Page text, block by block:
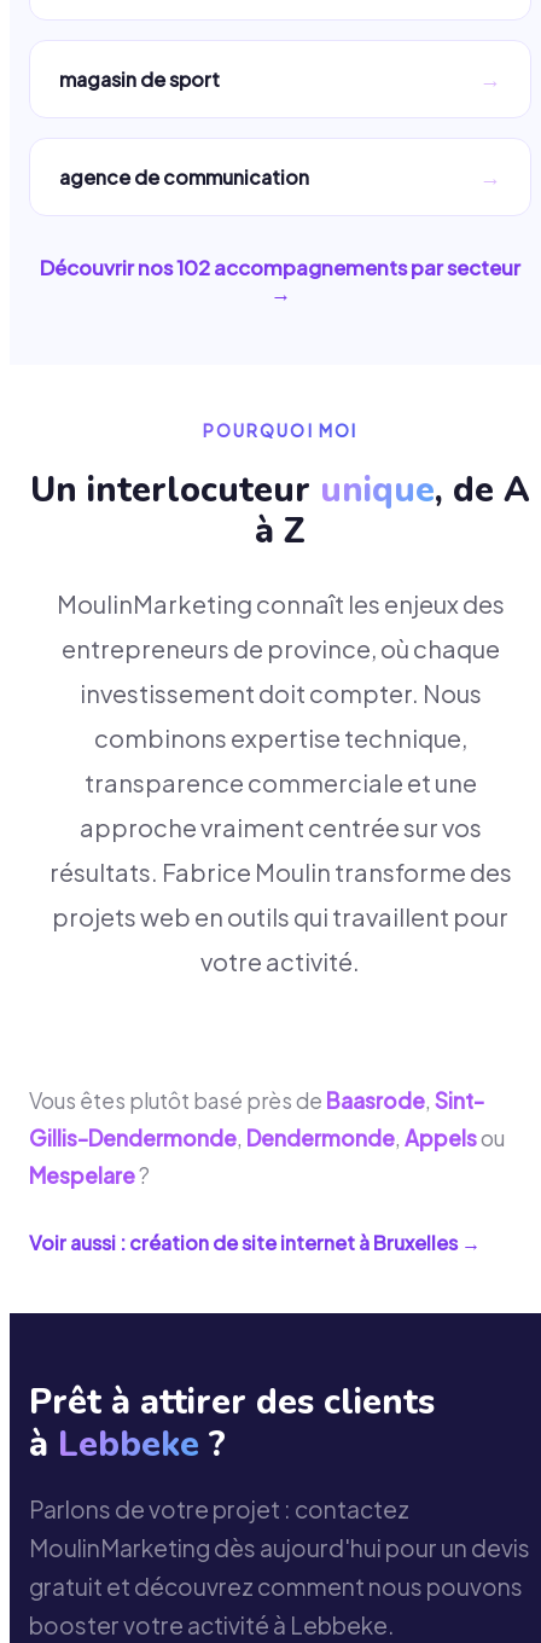
magasin de sport →
agence de communication →
Découvrir nos102accompagnements par secteur
→
POURQUOI MOI
Un interlocuteur unique, de A
à Z
MoulinMarketing connaît les enjeux des
entrepreneurs de province, où chaque
investissement doit compter. Nous
combinons expertise technique,
transparence commerciale et une
approche vraiment centrée sur vos
résultats. Fabrice Moulin transforme des
projets web en outils qui travaillent pour
votre activité.
Vous êtes plutôt basé près de Baasrode, Sint-
Gillis-Dendermonde, Dendermonde, Appelsou
Mespelare?
Voir aussi : création de site internet àBruxelles→
Prêt à attirer des clients
à Lebbeke ?
Parlons de votre projet : contactez
MoulinMarketing dès aujourd'hui pour un devis
gratuit et découvrez comment nous pouvons
booster votre activité à Lebbeke.